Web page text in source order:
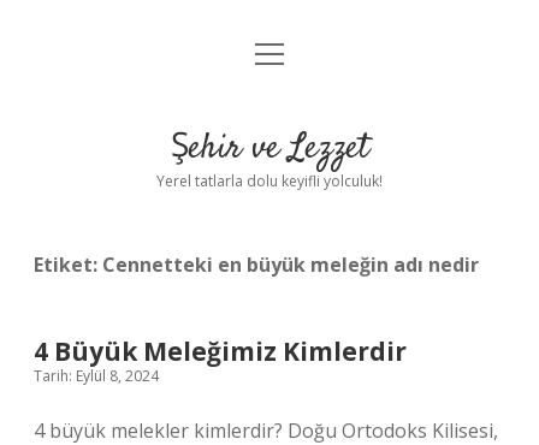
Anasayfa
Yasal Uyarı
menüyü
Şehir ve Lezzet
Yerel tatlarla dolu keyifli yolculuk!
Etiket: Cennetteki en büyük meleğin adı nedir
4 Büyük Meleğimiz Kimlerdir
Tarih: Eylül 8, 2024
4 büyük melekler kimlerdir? Doğu Ortodoks Kilisesi,